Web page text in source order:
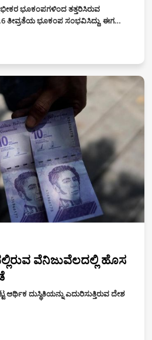
ಭೂಕಂಪಗಳಿಂದ ತತ್ತರಿಸಿರುವ
ತೀವ್ರತೆಯ ಭೂಕಂಪ ಸಂಭವಿಸಿದ್ದು, ಈಗ…
ವೆನಿಜುವೆಲದಲ್ಲಿ ಹೊಸ
ಆರ್ಥಿಕ ದುಸ್ಥಿತಿಯನ್ನು ಎದುರಿಸುತ್ತಿರುವ ದೇಶ